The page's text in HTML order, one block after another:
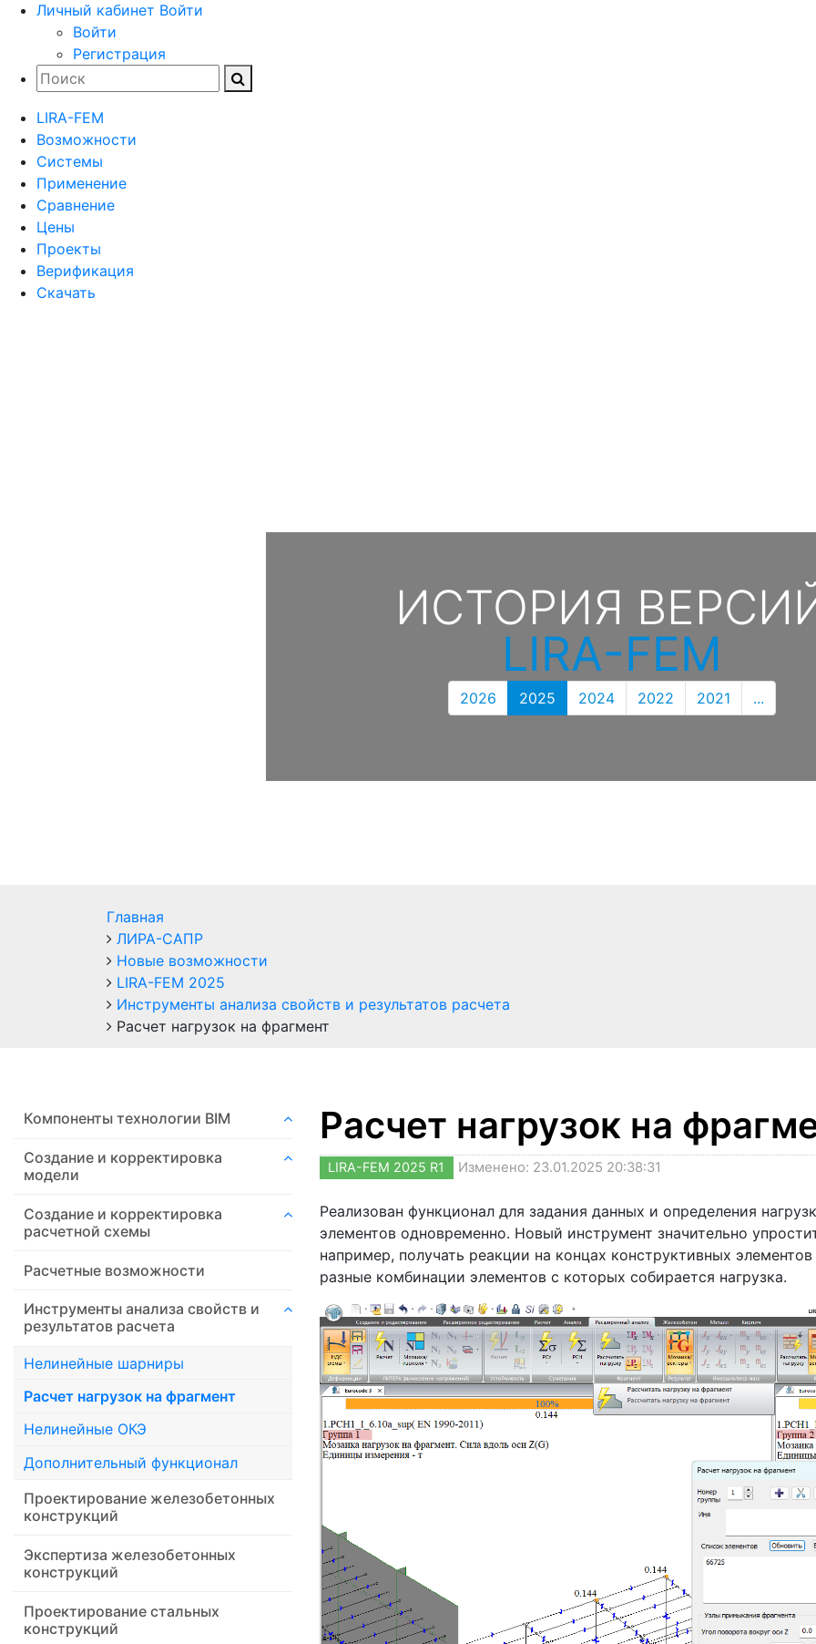
Личный кабинет Войти
Войти
Регистрация
LIRA-FEM
Возможности
Cистемы
Применение
Сравнение
Цены
Проекты
Верификация
Скачать
ИСТОРИЯ
LIRA-FEM
2026 2025 2024 2022 2021 ...
Главная
ЛИРА-САПР
Новые возможности
LIRA-FEM 2025
Инструменты анализа свойств и результатов расчета
Расчет нагрузок на фрагмент
Компоненты технологии ВIM
Создание и корректировка
модели
Создание и корректировка
расчетной схемы
Расчетные возможности
Инструменты анализа свойств и
результатов расчета
Нелинейные шарниры
Расчет нагрузок на фрагмент
Нелинейные ОКЭ
Дополнительный функционал
Проектирование железобетонных
конструкций
Экспертиза железобетонных
конструкций
Проектирование стальных
конструкций
Расчет нагрузок на
LIRA-FEM 2025 R1 Изменено: 23.01.2025 20:38:31
Реализован функционал для задания данных и определения
элементов одновременно. Новый инструмент значительно
например, получать реакции на концах конструктивных
разные комбинации элементов с которых собирается нагрузка.